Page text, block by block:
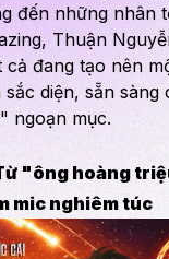
đến những nhân
Thuận
cả đang tạo nên
sắc diện, sẵn sàng
ngoạn mục.
"ông hoàng
mic nghiêm túc